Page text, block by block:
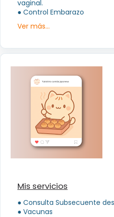
vaginal.
● Control Embarazo
Ver más...
Mis servicios
● Consulta Subsecuente
● Vacunas